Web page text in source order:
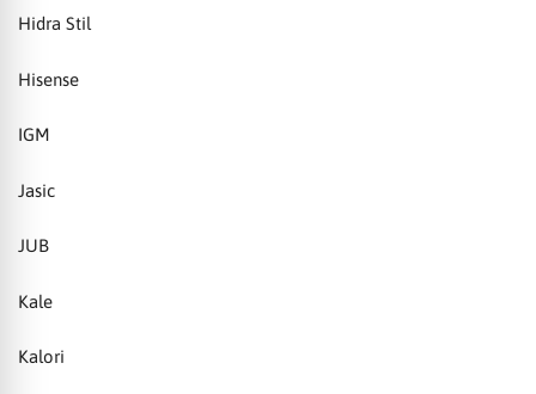
Hidra Stil
Hisense
IGM
Jasic
JUB
Kale
Kalori